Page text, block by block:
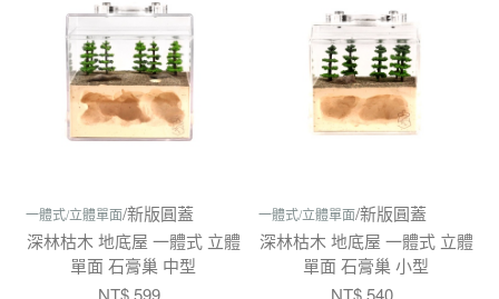
一體式/立體單面/新版圓蓋
深林枯木 地底屋 一體式 立體
單面 石膏巢 中型
NT$ 599
一體式/立體單面/新版圓蓋
深林枯木 地底屋 一體式 立體
單面 石膏巢 小型
NT$ 540